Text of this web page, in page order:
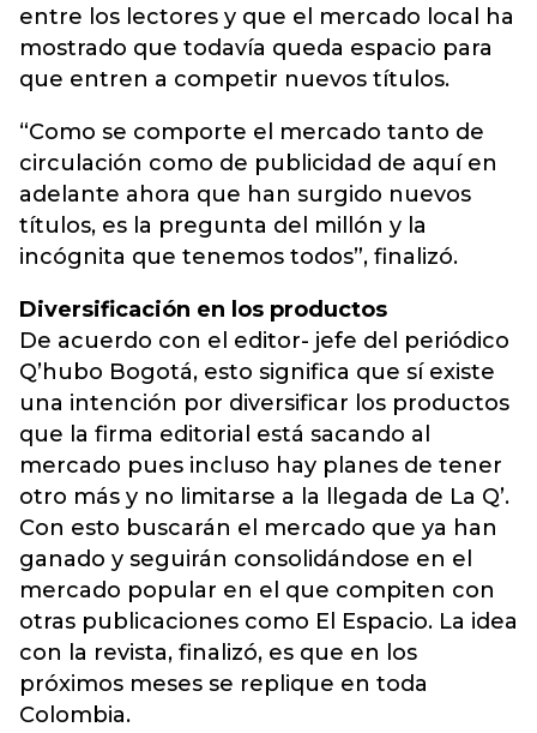
entre los lectores y que el mercado local ha
mostrado que todavía queda espacio para
que entren a competir nuevos títulos.
“Como se comporte el mercado tanto de
circulación como de publicidad de aquí en
adelante ahora que han surgido nuevos
títulos, es la pregunta del millón y la
incógnita que tenemos todos”, finalizó.
Diversificación en los productos
De acuerdo con el editor- jefe del periódico
Q’hubo Bogotá, esto significa que sí existe
una intención por diversificar los productos
que la firma editorial está sacando al
mercado pues incluso hay planes de tener
otro más y no limitarse a la llegada de La Q’.
Con esto buscarán el mercado que ya han
ganado y seguirán consolidándose en el
mercado popular en el que compiten con
otras publicaciones como El Espacio. La idea
con la revista, finalizó, es que en los
próximos meses se replique en toda
Colombia.